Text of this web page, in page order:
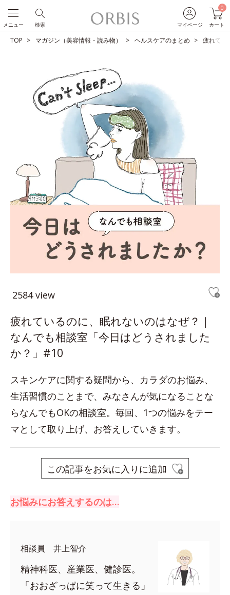
マイページ
0
カート
検索
メニュー
TOP マガジン（美容情報・読み物） ヘルスケアのまとめ 疲れてい
2584 view
疲れているのに、眠れないのはなぜ？｜
なんでも相談室「今日はどうされました
か？」#10
スキンケアに関する疑問から、カラダのお悩み、
生活習慣のことまで、みなさんが気になることな
らなんでもOKの相談室。毎回、1つの悩みをテー
マとして取り上げ、お答えしていきます。
この記事をお気に入りに追加
お悩みにお答えするのは…
相談員 井上智介
精神科医、産業医、健診医。
「おおざっぱに笑って生きる」